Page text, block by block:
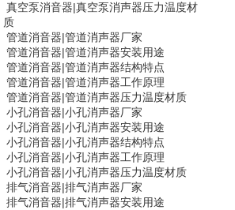
真空泵消音器|真空泵消声器压力温度材
质
管道消音器|管道消声器厂家
管道消音器|管道消声器安装用途
管道消音器|管道消声器结构特点
管道消音器|管道消声器工作原理
管道消音器|管道消声器压力温度材质
小孔消音器|小孔消声器厂家
小孔消音器|小孔消声器安装用途
小孔消音器|小孔消声器结构特点
小孔消音器|小孔消声器工作原理
小孔消音器|小孔消声器压力温度材质
排气消音器|排气消声器厂家
排气消音器|排气消声器安装用途